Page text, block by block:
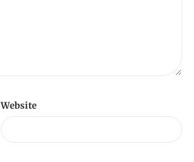
Website